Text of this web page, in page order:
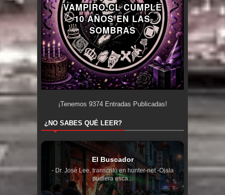
VAMPIRO.CL CUMPLE
10 AÑOS EN LAS
SOMBRAS
¡Tenemos 9374Entradas Publicadas!
¿NO SABES QUÉ LEER?
El Buscador
- Dr. José Lee, transcrito en hunter-net -Ojala
pudiera esca...